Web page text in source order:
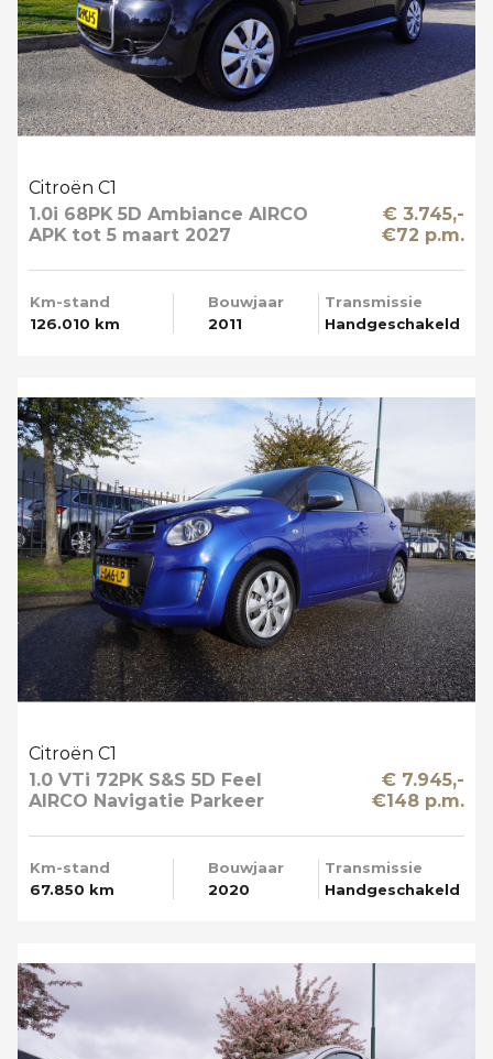
Citroën C1
1.0i 68PK 5D Ambiance AIRCO
APK tot 5 maart 2027
€ 3.745,-
€72 p.m.
Km-stand
126.010 km
Bouwjaar
2011
Transmissie
Handgeschakeld
Citroën C1
1.0 VTi 72PK S&S 5D Feel
AIRCO Navigatie Parkeer
€ 7.945,-
€148 p.m.
Km-stand
67.850 km
Bouwjaar
2020
Transmissie
Handgeschakeld